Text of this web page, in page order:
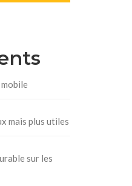
mais plus utiles
sur les